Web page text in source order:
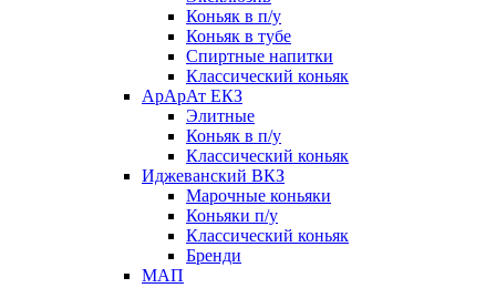
Коньяк в п/у
Коньяк в тубе
Спиртные напитки
Классический коньяк
АрАрАт ЕКЗ
Элитные
Коньяк в п/у
Классический коньяк
Иджеванский ВКЗ
Марочные коньяки
Коньяки п/у
Классический коньяк
Бренди
МАП